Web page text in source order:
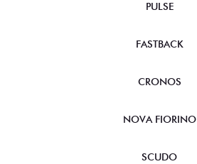
PULSE
FASTBACK
CRONOS
NOVA FIORINO
SCUDO